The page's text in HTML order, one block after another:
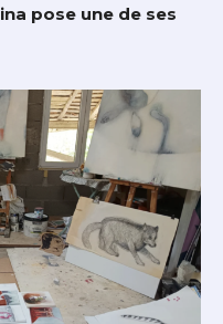
pose une de ses